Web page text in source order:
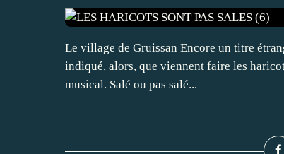
Le village de Gruissan Encore un titre
indiqué, alors, que viennent faire les
musical. Salé ou pas salé...